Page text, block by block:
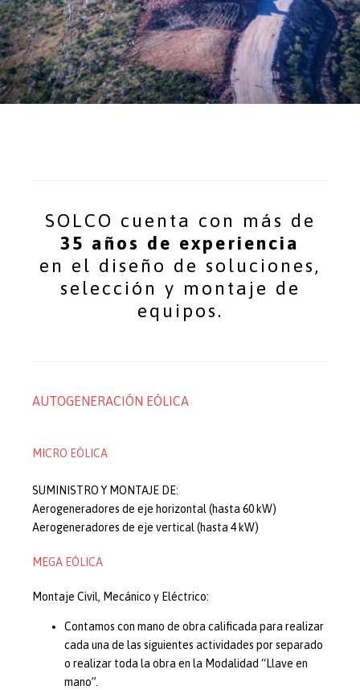
SOLCO cuenta con más de
35 años de experiencia
en el diseño de soluciones,
selección y montaje de
equipos.
AUTOGENERACIÓN EÓLICA
MICRO EÓLICA
SUMINISTRO Y MONTAJE DE:
Aerogeneradores de eje horizontal (hasta 60 kW)
Aerogeneradores de eje vertical (hasta 4 kW)
MEGA EÓLICA
Montaje Civil, Mecánico y Eléctrico:
Contamos con mano de obra calificada para realizar
cada una de las siguientes actividades por separado
o realizar toda la obra en la Modalidad “Llave en
mano”.